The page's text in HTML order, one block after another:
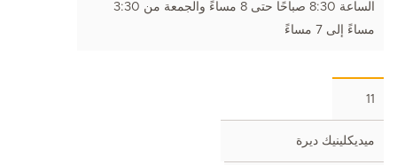
الساعة 8:30 صباحًا حتى 8 مساءً والجمعة من 3:30
مساءً إلى 7 مساءً
11
ميديكلينيك ديرة